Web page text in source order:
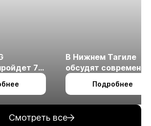
7
В Нижнем Тагиле
обсудят
технологии
измельчения
Подробнее
Смотреть все